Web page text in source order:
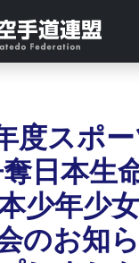
度スポ
日本生
少年少
のお知